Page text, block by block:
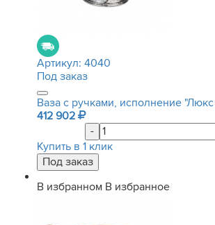
Артикул: 4040
Под заказ
Ваза с ручками, исполнение "Люкс
412 902
-
Купить в 1 клик
В избранном В избранное